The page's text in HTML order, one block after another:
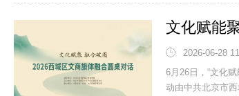
2026-06-28
6月26日，“文化
动由中共北京市